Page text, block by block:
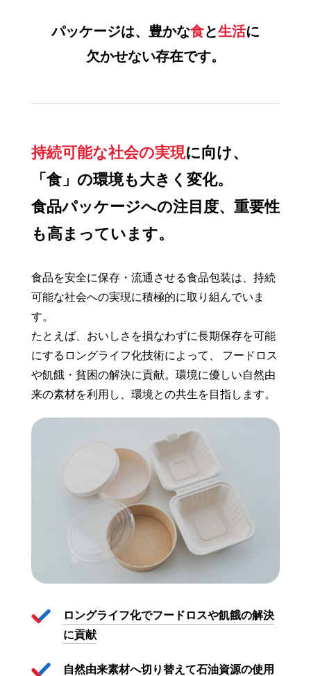
パッケージは、豊かな食と生活に
欠かせない存在です。
持続可能な社会の実現に向け、
「食」の環境も大きく変化。
食品パッケージへの注目度、重要性
も高まっています。
食品を安全に保存・流通させる食品包装は、持続
可能な社会への実現に積極的に取り組んでいま
す。
たとえば、おいしさを損なわずに長期保存を可能
にするロングライフ化技術によって、
フードロス
や飢餓・貧困の解決に貢献。環境に優しい自然由
来の素材を利用し、環境との共生を目指します。
ロングライフ化でフードロスや飢餓の解決
に貢献
自然由来素材へ切り替えて石油資源の使用